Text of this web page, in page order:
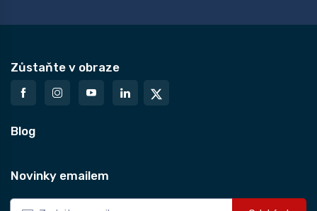
Zůstaňte v obraze
Blog
Novinky emailem